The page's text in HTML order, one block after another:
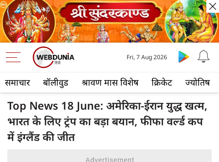
समाचार बॉलीवुड श्रावण मास विशेष क्रिकेट ज्योतिष
Fri, 7 Aug 2026
Top News 18 June: अमेरिका-ईरान युद्ध खत्म,
भारत के लिए ट्रंप का बड़ा बयान, फीफा वर्ल्ड कप
में इंग्लैंड की जीत